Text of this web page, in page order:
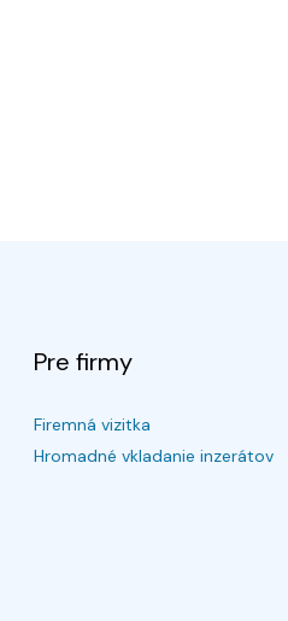
Pre firmy
Firemná vizitka
Hromadné vkladanie inzerátov